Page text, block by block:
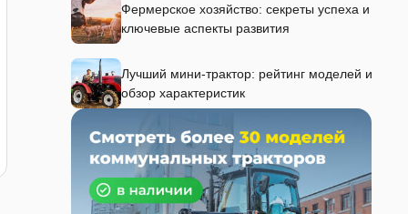
Фермерское хозяйство: секреты успеха и
ключевые аспекты развития
Лучший мини-трактор: рейтинг моделей и
обзор характеристик